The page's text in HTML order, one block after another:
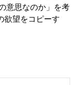
意思なのか」を考
欲望をコピーす